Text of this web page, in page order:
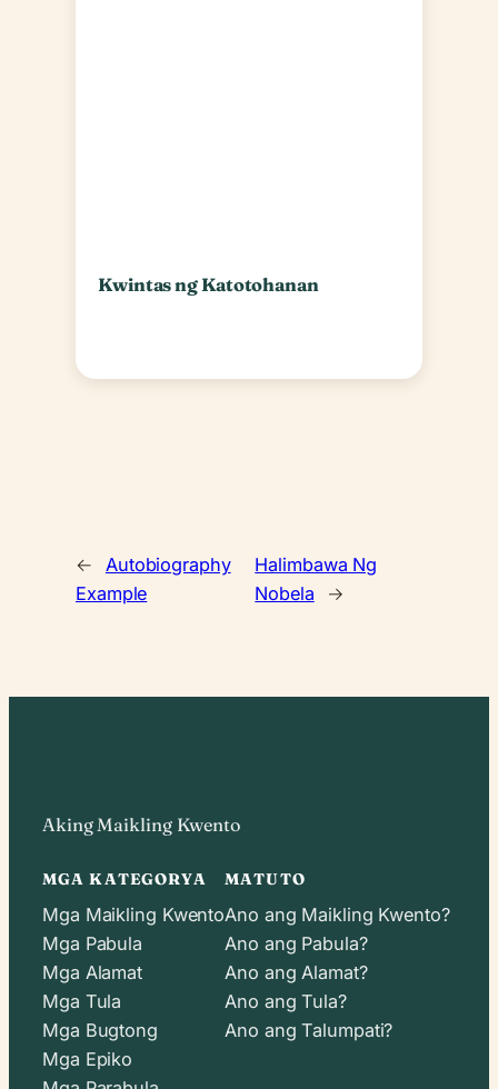
Kwintas ng Katotohanan
←
Autobiography
Example
Halimbawa Ng
Nobela
→
Aking Maikling Kwento
MGA KATEGORYA
Mga Maikling Kwento
Mga Pabula
Mga Alamat
Mga Tula
Mga Bugtong
Mga Epiko
MATUTO
Ano ang Maikling Kwento?
Ano ang Pabula?
Ano ang Alamat?
Ano ang Tula?
Ano ang Talumpati?